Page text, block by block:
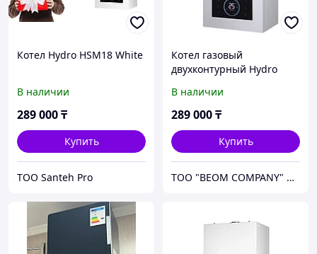
Котел Hydro HSM18 White
В наличии
289 000₸
Купить
ТОО Santeh Pro
Котел газовый
двухконтурный Hydro
180м2 | настенный | 9 л/
мин | Вес 35 кг|
Природный газ )
В наличии
289 000₸
Купить
ТОО "BEOM COMPANY" Более 10 лет успешной работы